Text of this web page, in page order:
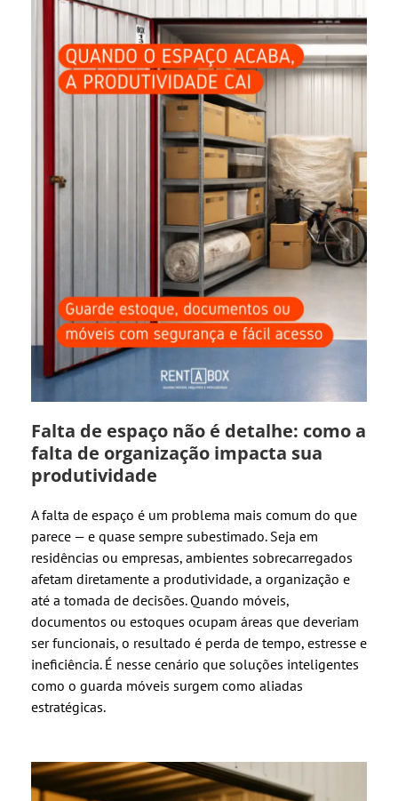
Falta de espaço não é detalhe: como a
falta de organização impacta sua
produtividade
A falta de espaço é um problema mais comum do que
parece — e quase sempre subestimado. Seja em
residências ou empresas, ambientes sobrecarregados
afetam diretamente a produtividade, a organização e
até a tomada de decisões. Quando móveis,
documentos ou estoques ocupam áreas que deveriam
ser funcionais, o resultado é perda de tempo, estresse e
ineficiência. É nesse cenário que soluções inteligentes
como o guarda móveis surgem como aliadas
estratégicas.